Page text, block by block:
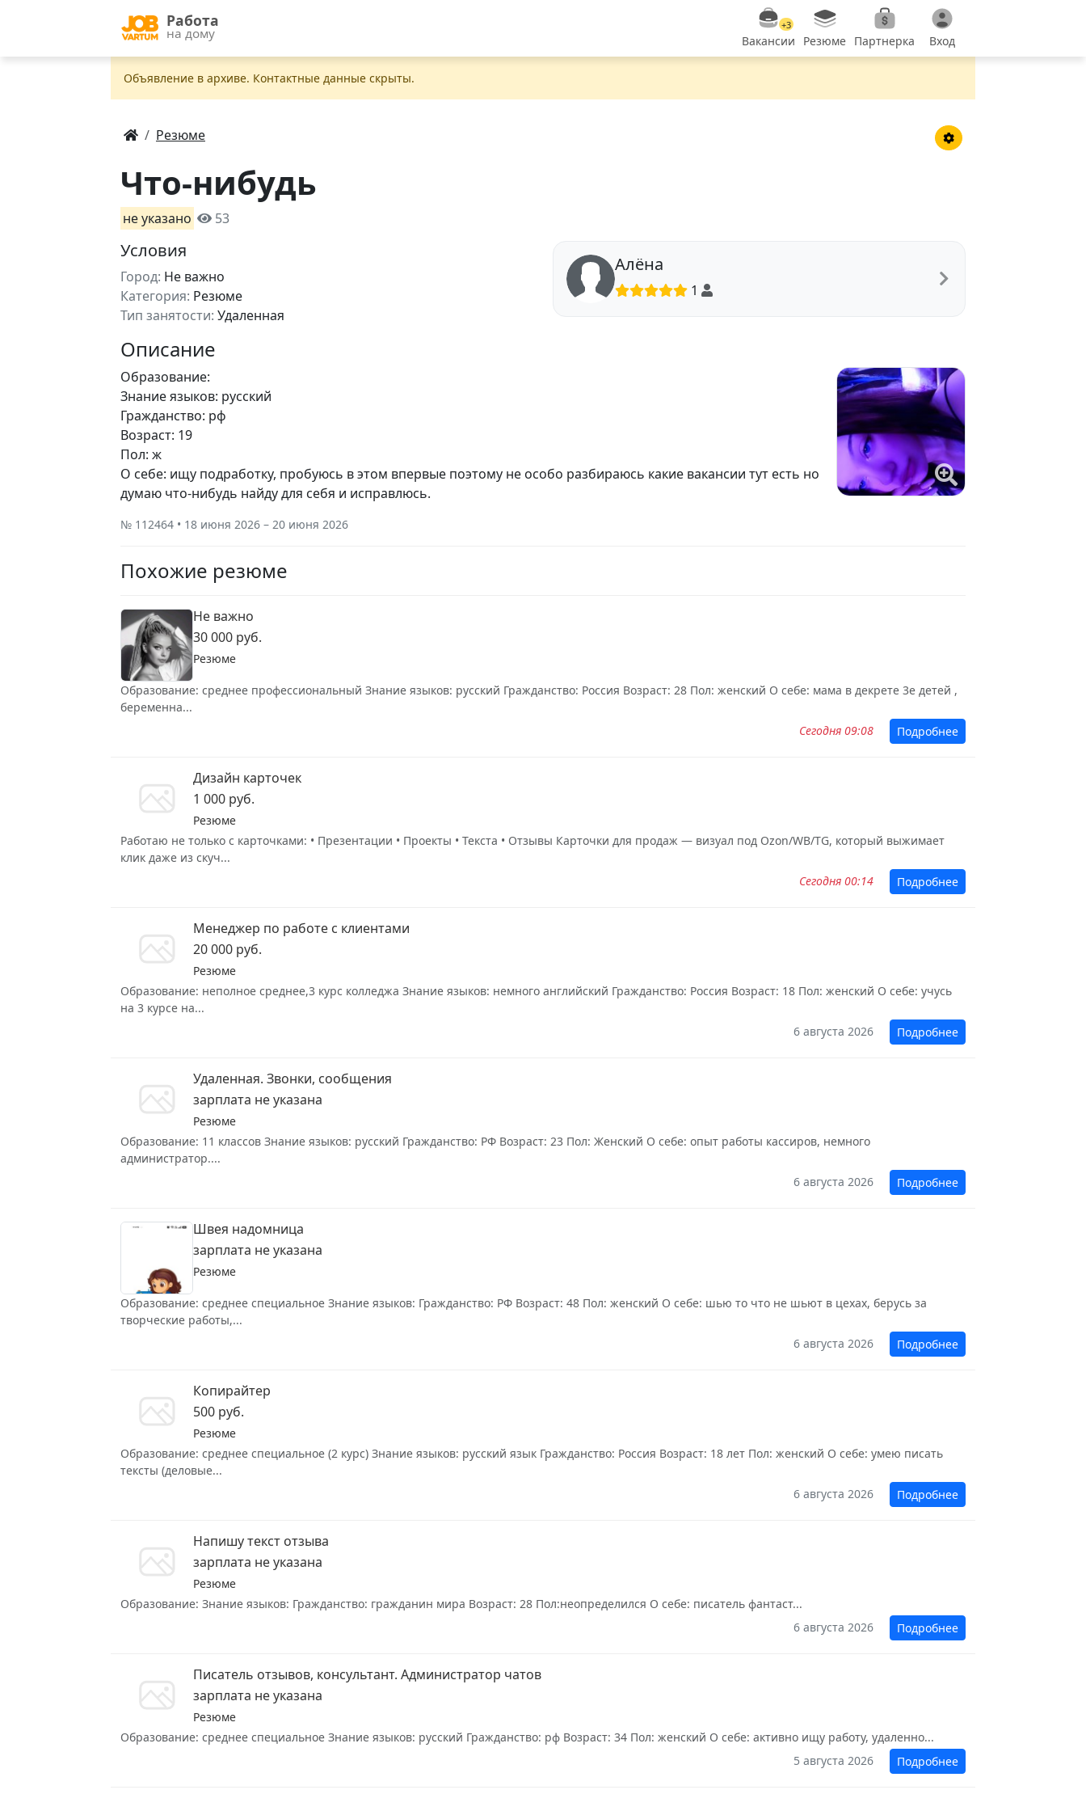
Работа
на дому
+3
Вакансии Резюме Партнерка Вход
Объявление в apxивe. Контактные данные скрыты.
Резюме
Что-нибудь
не указано 53
Условия
Город: Не важно
Категория: Резюме
Тип занятости: Удаленная
Алёна
1
Описание
Образование:
Знание языков: русский
Гражданство: рф
Возраст: 19
Пол: ж
О себе: ищу подработку, пробуюсь в этом впервые поэтому не особо разбираюсь какие вакансии тут есть но
думаю что-нибудь найду для себя и исправлюсь.
№ 112464 • 18 июня 2026 – 20 июня 2026
Похожие резюме
Не важно
30 000 руб.
Резюме
Образование: среднее профессиональный Знание языков: русский Гражданство: Россия Возраст: 28 Пол: женский О себе: мама в декрете 3е детей ,
беременна...
Сегодня 09:08
Подробнее
Дизайн карточек
1 000 руб.
Резюме
Работаю не только с карточками: • Презентации • Проекты • Текста • Отзывы Карточки для продаж — визуал под Ozon/WB/TG, который выжимает
клик даже из скуч...
Сегодня 00:14
Подробнее
Менеджер по работе с клиентами
20 000 руб.
Резюме
Образование: неполное среднее,3 курс колледжа Знание языков: немного английский Гражданство: Россия Возраст: 18 Пол: женский О себе: учусь
на 3 курсе на...
6 августа 2026
Подробнее
Удаленная. Звонки, сообщения
зарплата не указана
Резюме
Образование: 11 классов Знание языков: русский Гражданство: РФ Возраст: 23 Пол: Женский О себе: опыт работы кассиров, немного
администратор....
6 августа 2026
Подробнее
Швея надомница
зарплата не указана
Резюме
Образование: среднее специальное Знание языков: Гражданство: РФ Возраст: 48 Пол: женский О себе: шью то что не шьют в цехах, берусь за
творческие работы,...
6 августа 2026
Подробнее
Копирайтер
500 руб.
Резюме
Образование: среднее специальное (2 курс) Знание языков: русский язык Гражданство: Россия Возраст: 18 лет Пол: женский О себе: умею писать
тексты (деловые...
6 августа 2026
Подробнее
Напишу текст отзыва
зарплата не указана
Резюме
Образование: Знание языков: Гражданство: гражданин мира Возраст: 28 Пол:неопределился О себе: писатель фантаст...
6 августа 2026
Подробнее
Писатель отзывов, консультант. Администратор чатов
зарплата не указана
Резюме
Образование: среднее специальное Знание языков: русский Гражданство: рф Возраст: 34 Пол: женский О себе: активно ищу работу, удаленно...
5 августа 2026
Подробнее